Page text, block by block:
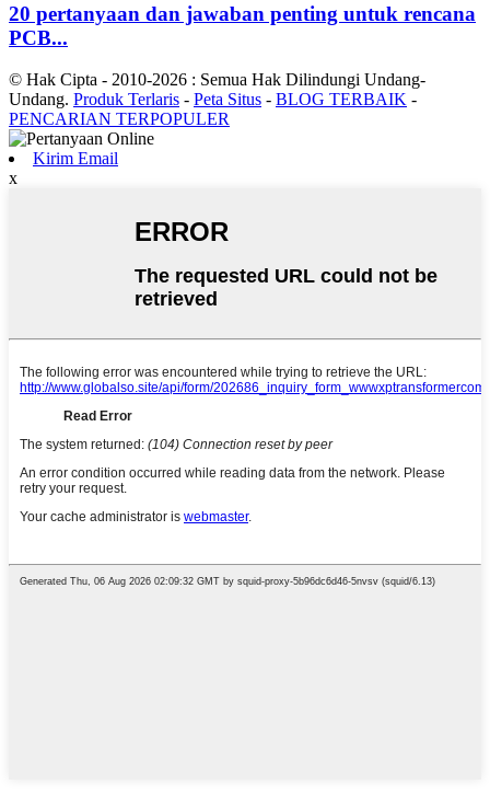
20 pertanyaan dan jawaban penting untuk rencana
PCB...
© Hak Cipta - 2010-2026 : Semua Hak Dilindungi Undang-
Undang. Produk Terlaris - Peta Situs - BLOG TERBAIK -
PENCARIAN TERPOPULER
Kirim Email
x